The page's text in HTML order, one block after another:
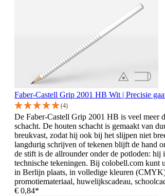
Faber-Castell Grip 2001 HB Wit | Precisie
(4)
De Faber-Castell Grip 2001 HB is veel meer
schacht. De houten schacht is gemaakt van
breukvast, zodat hij ook bij het slijpen niet
langdurig schrijven of tekenen blijft de hand
de stift is de allrounder onder de potloden: hij
technische tekeningen. Bij colobell.com
in Berlijn plaats, in volledige kleuren
promotiemateriaal, huwelijkscadeau,
€ 0,84*